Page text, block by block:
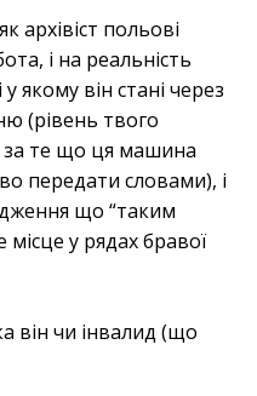
архівіст польові
і на реальність
якому він стані через
(рівень твого
за те що ця машина
передати словами), і
що “таким
місце у рядах бравої
він чи інвалид (що